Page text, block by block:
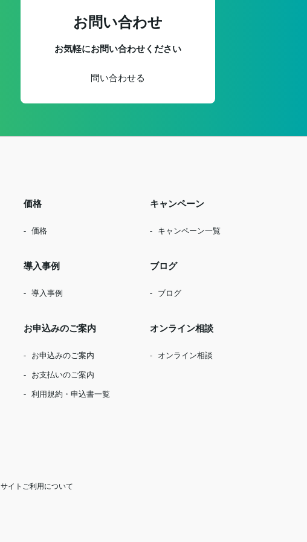
お問い合わせ
お気軽にお問い合わせください
問い合わせる
価格
価格
キャンペーン
キャンペーン一覧
導入事例
導入事例
ブログ
ブログ
お申込みのご案内
お申込みのご案内
お支払いのご案内
利用規約・申込書一覧
オンライン相談
オンライン相談
サイトご利用について